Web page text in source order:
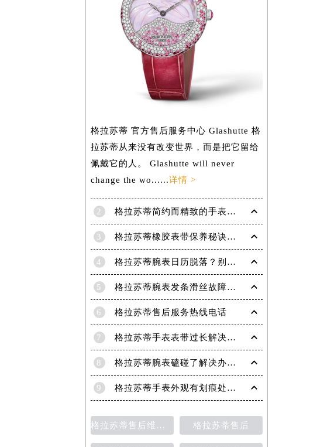
提前预约）
格拉苏蒂 官方售后服务中心 Glashutte 格
拉苏蒂从来没有改变世界，而是把它留给
佩戴它的人。 Glashutte will never
change the wo......详情 >
2 格拉苏蒂简约而精致的手表，Lady Serenade Karree腕表
3 格拉苏蒂橡胶表带保养秘诀：守护彩虹色彩，拒绝老化
4 格拉苏蒂腕表日历脱落？别急，这里有解决妙招
5 格拉苏蒂腕表发条滑丝故障？专业修复技巧大揭秘
6 格拉苏蒂售后服务热线电话
7 格拉苏蒂手表表带过长解决方法（轻松调整佩戴舒适度指南）
8 格拉苏蒂腕表磕碰了解决办法汇总（日常保养与修复技巧）
9 格拉苏蒂手表外观有划痕处理方法详解（轻松修复爱表的小技巧）
格拉苏蒂售后维修保养价目表 格拉苏蒂售后